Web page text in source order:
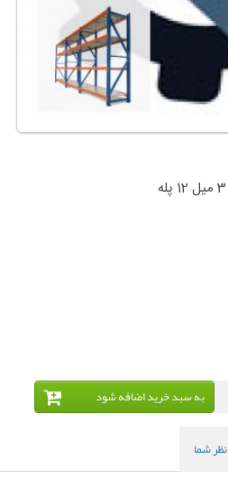
به سبد خريد اضافه شود
نظر شما